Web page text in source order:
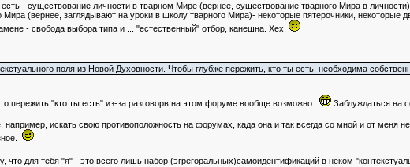
есть - существование личности в тварном Мире (вернее, существование тварного Мира в
Мира (вернее, заглядывают на уроки в школу тварного Мира)- некоторые пятерочники, некоторые
- свобода выбора типа и ... "естественный" отбор, канешна. Хех.
поля из Новой Духовности. Чтобы глубже пережить, кто ты есть, необходима
пережить "кто ты есть" из-за разговорв на этом форуме вообще возможно. Заблуждаться на
например, искать свою противоположность на форумах, када она и так всегда со мной и от меня
что для тебя "я" - это всего лишь набор (эгрегоральных)самоидентификаций в неком